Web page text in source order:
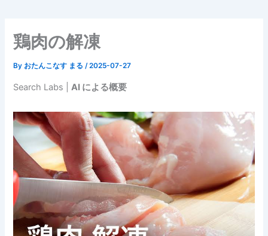
鶏肉の解凍
By おたんこなす まる/2025-07-27
Search Labs |AI による概要